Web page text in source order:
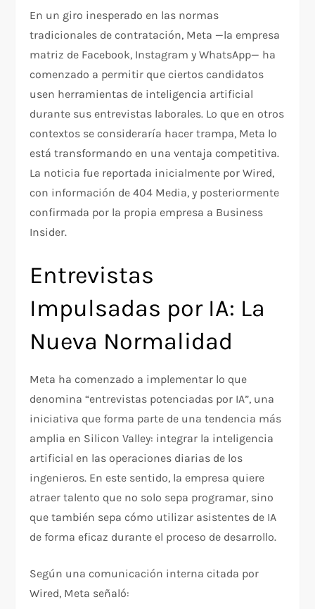
En un giro inesperado en las normas
tradicionales de contratación, Meta —la empresa
matriz de Facebook, Instagram y WhatsApp— ha
comenzado a permitir que ciertos candidatos
usen herramientas de inteligencia artificial
durante sus entrevistas laborales. Lo que en otros
contextos se consideraría hacer trampa, Meta lo
está transformando en una ventaja competitiva.
La noticia fue reportada inicialmente por Wired,
con información de 404 Media, y posteriormente
confirmada por la propia empresa a Business
Insider.
Entrevistas
Impulsadas por IA: La
Nueva Normalidad
Meta ha comenzado a implementar lo que
denomina “entrevistas potenciadas por IA”, una
iniciativa que forma parte de una tendencia más
amplia en Silicon Valley: integrar la inteligencia
artificial en las operaciones diarias de los
ingenieros. En este sentido, la empresa quiere
atraer talento que no solo sepa programar, sino
que también sepa cómo utilizar asistentes de IA
de forma eficaz durante el proceso de desarrollo.
Según una comunicación interna citada por
Wired, Meta señaló: